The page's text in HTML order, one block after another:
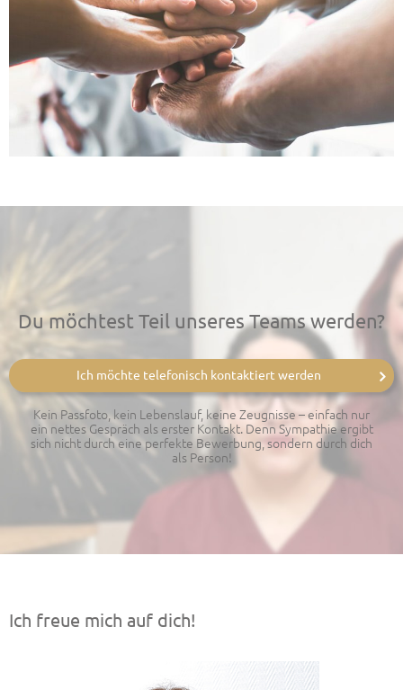
Du möchtest Teil unseres Teams werden?
Ich möchte telefonisch kontaktiert werden
Kein Passfoto, kein Lebenslauf, keine Zeugnisse – einfach nur
ein nettes Gespräch als erster Kontakt. Denn Sympathie ergibt
sich nicht durch eine perfekte Bewerbung, sondern durch dich
als Person!
Ich freue mich auf dich!